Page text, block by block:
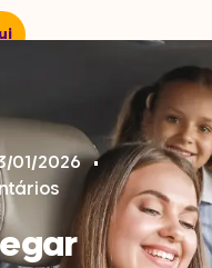
01/2026